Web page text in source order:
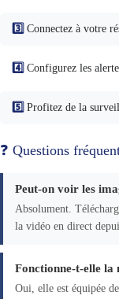
3️⃣ Connectez à votre
4️⃣ Configurez les
5️⃣ Profitez de la
❓ Questions
Peut-on voir les
Absolument.
la vidéo en direct
Fonctionne-t-elle la
Oui, elle est équipée